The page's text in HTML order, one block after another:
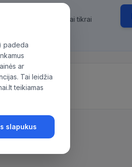
aktualūs skelbimai tikrai
padeda
ar
Tai leidžia
teikiamas
slapukus